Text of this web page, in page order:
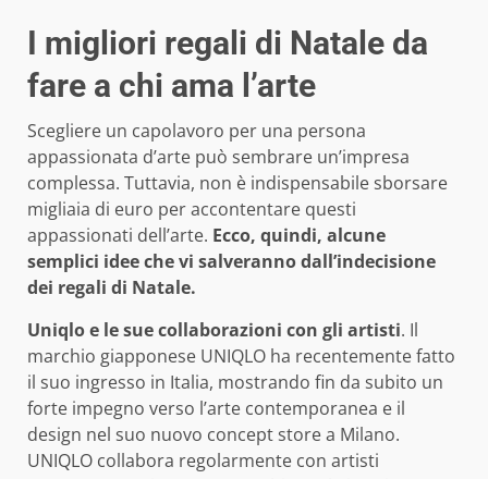
I migliori regali di Natale da
fare a chi ama l’arte
Scegliere un capolavoro per una persona
appassionata d’arte può sembrare un’impresa
complessa. Tuttavia, non è indispensabile sborsare
migliaia di euro per accontentare questi
appassionati dell’arte. Ecco, quindi, alcune
semplici idee che vi salveranno dall’indecisione
dei regali di Natale.
Uniqlo e le sue collaborazioni con gli artisti. Il
marchio giapponese UNIQLO ha recentemente fatto
il suo ingresso in Italia, mostrando fin da subito un
forte impegno verso l’arte contemporanea e il
design nel suo nuovo concept store a Milano.
UNIQLO collabora regolarmente con artisti